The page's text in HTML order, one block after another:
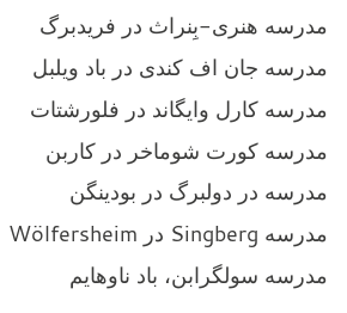
مدرسه هنری-بِنراث در فریدبرگ
مدرسه جان اف کندی در باد ویلبل
مدرسه کارل وایگاند در فلورشتات
مدرسه کورت شوماخر در کاربن
مدرسه در دولبرگ در بودینگن
مدرسه Singberg در Wölfersheim
مدرسه سولگرابن، باد ناوهایم